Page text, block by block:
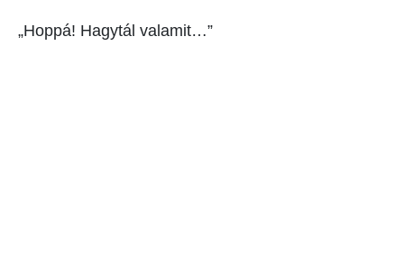
„Hoppá! Hagytál valamit…”